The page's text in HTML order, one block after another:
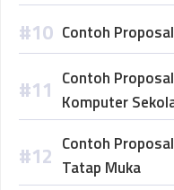
Contoh
Contoh
Komputer
Contoh
Tatap Muka